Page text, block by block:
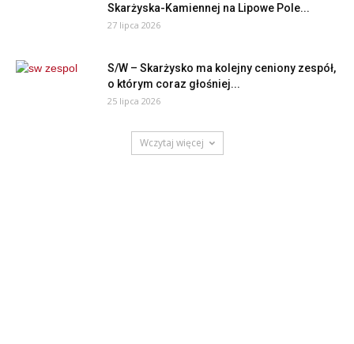
Skarżyska-Kamiennej na Lipowe Pole...
27 lipca 2026
S/W – Skarżysko ma kolejny ceniony zespół,
o którym coraz głośniej...
25 lipca 2026
Wczytaj więcej